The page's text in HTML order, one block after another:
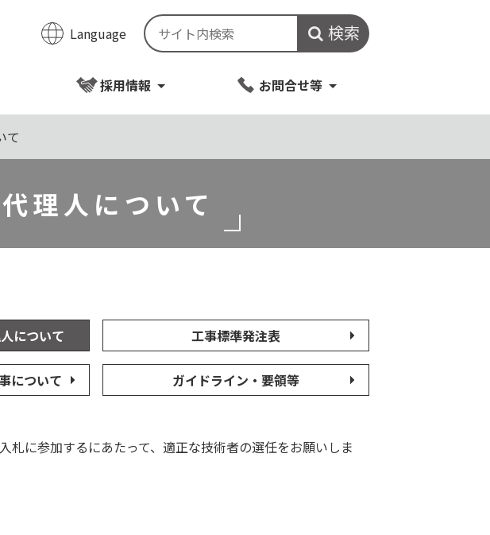
Language 検索
採用情報 お問合せ等
て
理人について
について 工事標準発注表
について ガイドライン・要領等
に参加するにあたって、適正な技術者の選任をお願いしま